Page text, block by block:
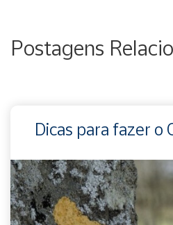
Postagens
Dicas para fazer o